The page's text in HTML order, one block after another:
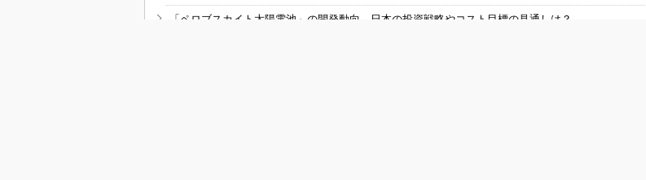
「ペロブスカイト太陽電池」の開発動向、日本の投資戦略やコスト目標の見通しは？